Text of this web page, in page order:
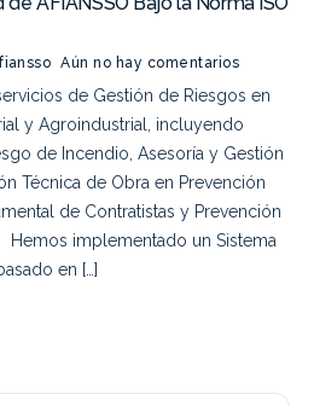
Aún no hay comentarios
de Gestión de Riesgos en
y Agroindustrial, incluyendo
de Incendio, Asesoría y Gestión
Técnica de Obra en Prevención
de Contratistas y Prevención
Hemos implementado un Sistema
en […]